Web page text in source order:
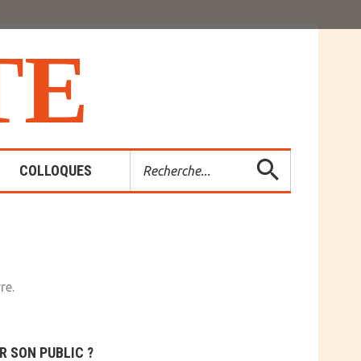
E
COLLOQUES
Rechercher
SON PUBLIC ?